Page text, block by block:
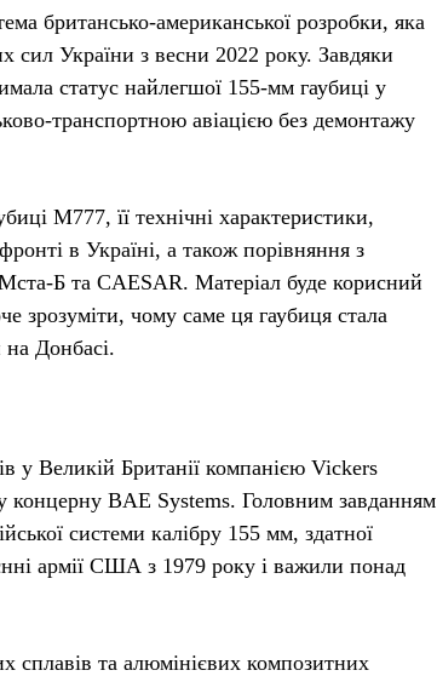
британсько-американської розробки, яка
сил України з весни 2022 року. Завдяки
статус найлегшої 155-мм гаубиці у
транспортною авіацією без демонтажу
М777, її технічні характеристики,
в Україні, а також порівняння з
Б та CAESAR. Матеріал буде корисний
зрозуміти, чому саме ця гаубиця стала
на Донбасі.
у Великій Британії компанією Vickers
концерну BAE Systems. Головним завданням
системи калібру 155 мм, здатної
армії США з 1979 року і важили понад
сплавів та алюмінієвих композитних